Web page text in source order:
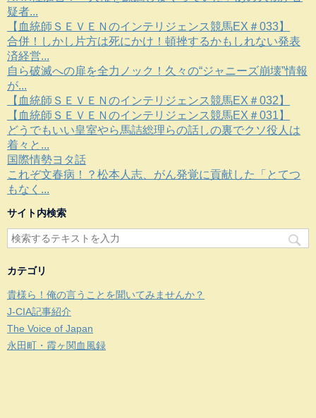
疑者...
【血統師ＳＥＶＥＮのインテリジェンス競馬EX＃033】
合併！しかし片方は死にかけ！頓挫するかもしれない発表
済経営...
自ら破滅への扉を全力ノック！久々の“ジャニーズ崩壊”情報
が...
【血統師ＳＥＶＥＮのインテリジェンス競馬EX＃032】
【血統師ＳＥＶＥＮのインテリジェンス競馬EX＃031】
どうでもいい皇室やら馬詰総理らの話しの裏でクソ役人は
着々と...
国際情勢ヨタ話
これぞ文春病！？松本人志、がん発覚に貢献した「とてつ
もなく...
サイト内検索
カテゴリ
貴様ら！俺の言うことを聞いてみませんか？
J-CIA記事紹介
The Voice of Japan
永田町・霞ヶ関血風録